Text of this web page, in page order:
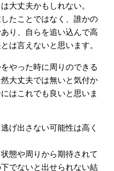
大丈夫かもしれない。
たことではなく、誰かの
り、自らを追い込んで高
は言えないと思います。
やった時に周りのできる
大丈夫では無いと気付か
はこれでも良いと思いま
げ出さない可能性は高く
態や周りから期待されて
でないと出せられない結